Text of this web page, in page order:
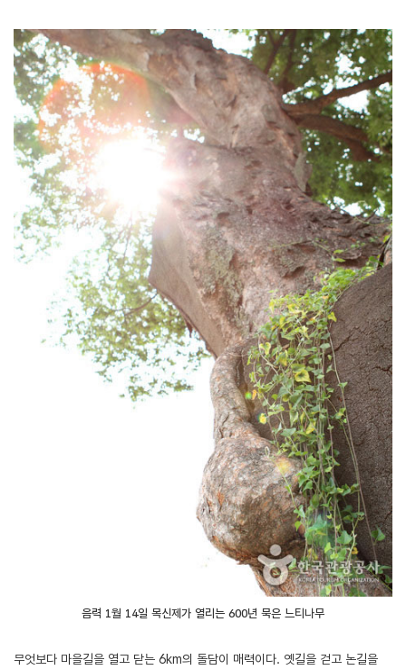
음력 1월 14일 목신제가 열리는 600년 묵은 느티나무
무엇보다 마을길을 열고 닫는 6km의 돌담이 매력이다. 옛길을 걷고 논길을